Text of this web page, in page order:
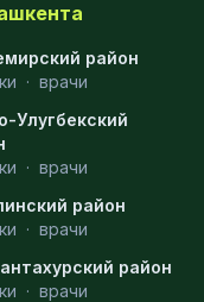
район
· врачи
Улугбекский
· врачи
район
· врачи
район
· врачи